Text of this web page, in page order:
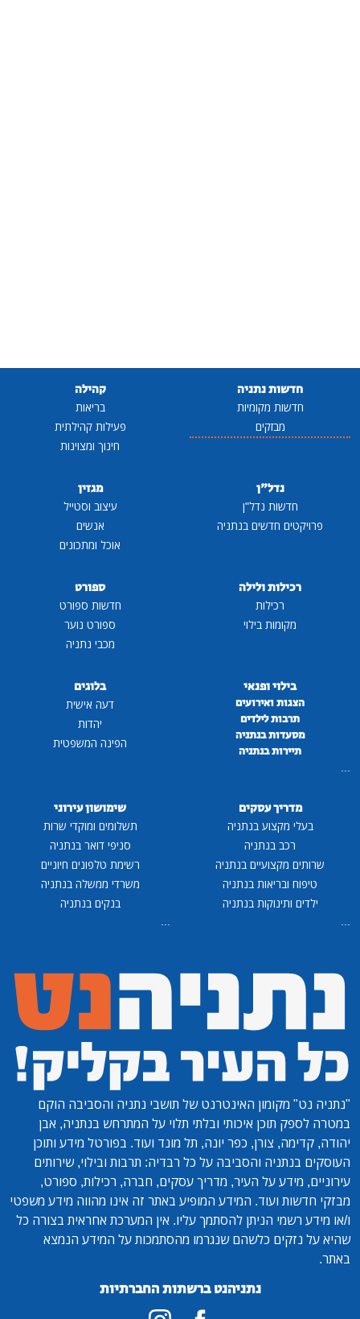
חדשות נתניה
חדשות מקומיות
מבזקים
קהילה
בריאות
פעילות קהילתית
חינוך ומצוינות
נדל"ן
חדשות נדל"ן
פרויקטים חדשים בנתניה
מגזין
עיצוב וסטייל
אנשים
אוכל ומתכונים
רכילות ולילה
רכילות
מקומות בילוי
ספורט
חדשות ספורט
ספורט נוער
מכבי נתניה
בילוי ופנאי
הצגות ואירועים
תרבות לילדים
מסעדות בנתניה
תיירות בנתניה
...
בלוגים
דעה אישית
יהדות
הפינה המשפטית
מדריך עסקים
בעלי מקצוע בנתניה
רכב בנתניה
שרותים מקצועיים בנתניה
טיפוח ובריאות בנתניה
ילדים ותינוקות בנתניה
...
שימושון עירוני
תשלומים ומוקדי שרות
סניפי דואר בנתניה
רשימת טלפונים חיוניים
משרדי ממשלה בנתניה
בנקים בנתניה
...
"נתניה נט" מקומון האינטרנט של תושבי נתניה והסביבה הוקם
במטרה לספק תוכן איכותי ובלתי תלוי על המתרחש בנתניה, אבן
יהודה, קדימה, צורן, כפר יונה, תל מונד ועוד. בפורטל מידע ותוכן
העוסקים בנתניה והסביבה על כל רבדיה: תרבות ובילוי, שירותים
עירוניים, מידע על העיר, מדריך עסקים, חברה, רכילות, ספורט,
מבזקי חדשות ועוד. המידע המופיע באתר זה אינו מהווה מידע משפטי
ו/או מידע רשמי הניתן להסתמך עליו. אין המערכת אחראית בצורה כל
שהיא על נזקים כלשהם שנגרמו מהסתמכות על המידע הנמצא
באתר.
נתניהנט ברשתות החברתיות